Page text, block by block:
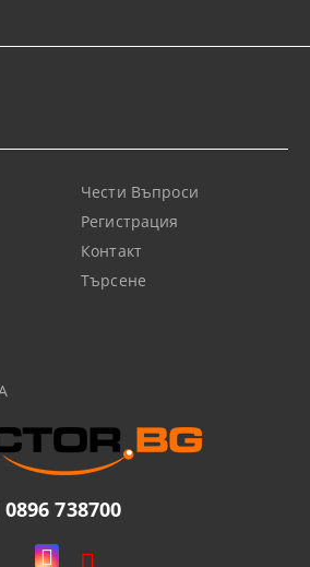
0896 738700
Чести Въпроси
Регистрация
Контакт
Търсене